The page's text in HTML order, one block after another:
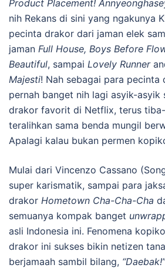
Product Placement!
nih Rekans di sini yang ngakunya
pecinta drakor dari jaman elek
jaman Full House, Boys Before
Beautiful, sampai Lovely Runner
Majesti! Nah sebagai para pecinta
pernah banget nih lagi asyik-asyik
drakor favorit di Netflix, terus
teralihkan sama benda mungil
Apalagi kalau bukan permen
Mulai dari Vincenzo Cassano
super karismatik, sampai para
drakor Hometown Cha-Cha-Cha
semuanya kompak banget
asli Indonesia ini. Fenomena
drakor ini sukses bikin netizen
berjamaah sambil bilang, “Daebak!”